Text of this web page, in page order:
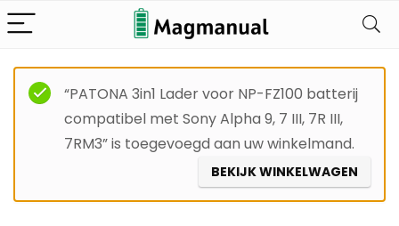
“PATONA 3in1 Lader voor NP-FZ100 batterij
compatibel met Sony Alpha 9, 7 III, 7R III,
7RM3” is toegevoegd aan uw winkelmand.
BEKIJK WINKELWAGEN